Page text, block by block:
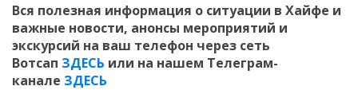
Вся полезная информация о ситуации в Хайфе и
важные новости, анонсы мероприятий и
экскурсий на ваш телефон через сеть
Вотсап ЗДЕСЬ или на нашем Телеграм-
канале ЗДЕСЬ